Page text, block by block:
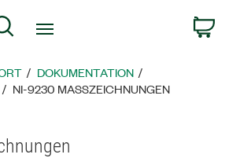
KontoSuche
DOKUMENTATION
NI-9230 MASSZEICHNUNGEN